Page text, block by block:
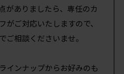
がありましたら、専任のカ
がご対応いたしますので、
ご相談くださいませ。
インナップからお好みのも